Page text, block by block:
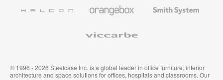
System
© 1996 - 2026 Steelcase Inc. is a global leader in office furniture, interior
architecture and space solutions for offices, hospitals and classrooms. Our